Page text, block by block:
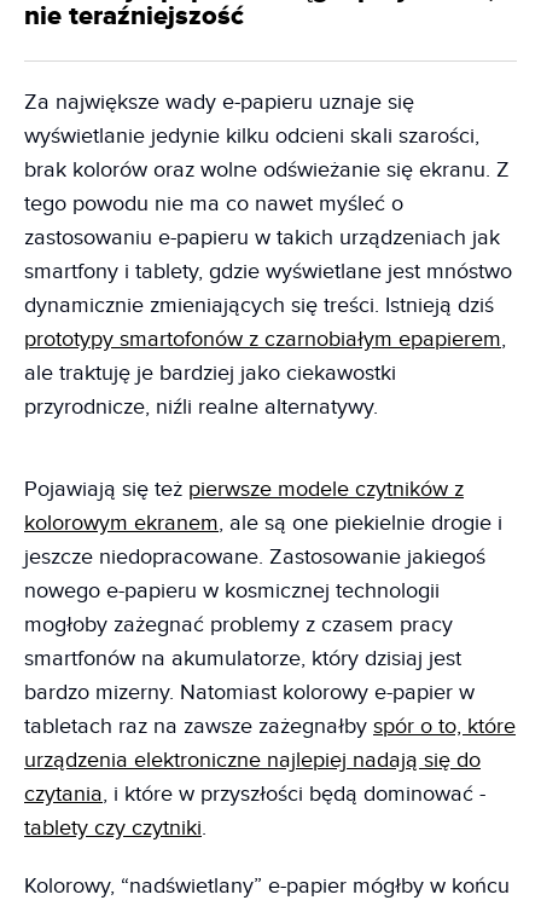
nie teraźniejszość
Za największe wady e-papieru uznaje się
wyświetlanie jedynie kilku odcieni skali szarości,
brak kolorów oraz wolne odświeżanie się ekranu. Z
tego powodu nie ma co nawet myśleć o
zastosowaniu e-papieru w takich urządzeniach jak
smartfony i tablety, gdzie wyświetlane jest mnóstwo
dynamicznie zmieniających się treści. Istnieją dziś
prototypy smartofonów z czarnobiałym epapierem,
ale traktuję je bardziej jako ciekawostki
przyrodnicze, niźli realne alternatywy.
Pojawiają się też pierwsze modele czytników z
kolorowym ekranem, ale są one piekielnie drogie i
jeszcze niedopracowane. Zastosowanie jakiegoś
nowego e-papieru w kosmicznej technologii
mogłoby zażegnać problemy z czasem pracy
smartfonów na akumulatorze, który dzisiaj jest
bardzo mizerny. Natomiast kolorowy e-papier w
tabletach raz na zawsze zażegnałby spór o to, które
urządzenia elektroniczne najlepiej nadają się do
czytania, i które w przyszłości będą dominować -
tablety czy czytniki.
Kolorowy, “nadświetlany” e-papier mógłby w końcu